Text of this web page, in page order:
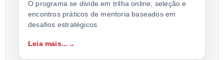
O programa se divide em trilha online, seleção e
encontros práticos de mentoria baseados em
desafios estratégicos
Leia mais...